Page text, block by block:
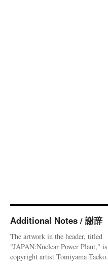
Additional Notes / 謝辞
The artwork in the header, titled
"JAPAN:Nuclear Power Plant," is
copyright artist Tomiyama Taeko.